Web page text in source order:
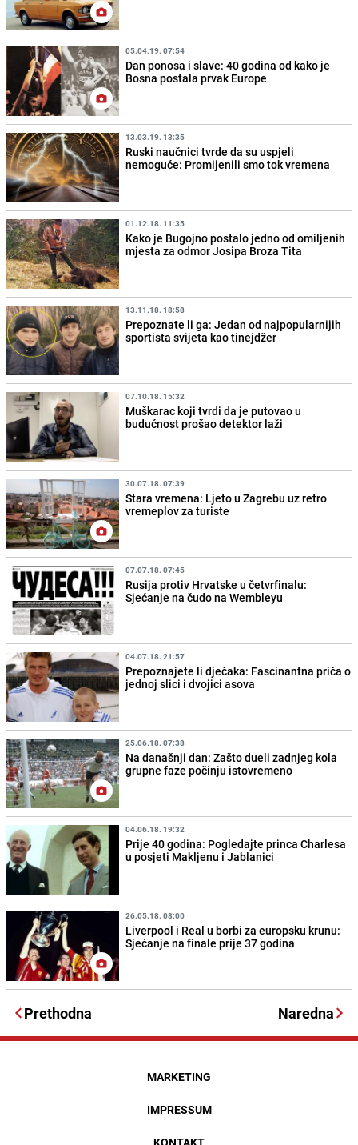
05.04.19. 07:54
Dan ponosa i slave: 40 godina od kako je
Bosna postala prvak Europe
13.03.19. 13:35
Ruski naučnici tvrde da su uspjeli
nemoguće: Promijenili smo tok vremena
01.12.18. 11:35
Kako je Bugojno postalo jedno od omiljenih
mjesta za odmor Josipa Broza Tita
13.11.18. 18:58
Prepoznate li ga: Jedan od najpopularnijih
sportista svijeta kao tinejdžer
07.10.18. 15:32
Muškarac koji tvrdi da je putovao u
budućnost prošao detektor laži
30.07.18. 07:39
Stara vremena: Ljeto u Zagrebu uz retro
vremeplov za turiste
07.07.18. 07:45
Rusija protiv Hrvatske u četvrfinalu:
Sjećanje na čudo na Wembleyu
04.07.18. 21:57
Prepoznajete li dječaka: Fascinantna priča o
jednoj slici i dvojici asova
25.06.18. 07:38
Na današnji dan: Zašto dueli zadnjeg kola
grupne faze počinju istovremeno
04.06.18. 19:32
Prije 40 godina: Pogledajte princa Charlesa
u posjeti Makljenu i Jablanici
26.05.18. 08:00
Liverpool i Real u borbi za europsku krunu:
Sjećanje na finale prije 37 godina
Prethodna Naredna
MARKETING
IMPRESSUM